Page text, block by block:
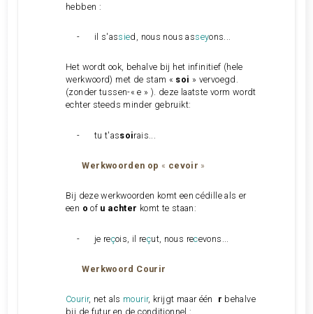
hebben :
- il s'assied, nous nous asseyons...
Het wordt ook, behalve bij het infinitief (hele
werkwoord) met de stam « soi » vervoegd.
(zonder tussen-« e » ). deze laatste vorm wordt
echter steeds minder gebruikt:
- tu t'assoirais...
Werkwoorden op « cevoir »
Bij deze werkwoorden komt een cédille als er
een oof u achter komt te staan:
- je reçois, il reçut, nous recevons...
Werkwoord Courir
Courir, net als mourir, krijgt maar één r behalve
bij de futur en de conditionnel :